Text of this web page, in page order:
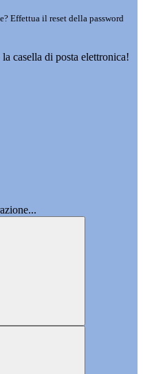
Effettua il reset della password
casella di posta elettronica!